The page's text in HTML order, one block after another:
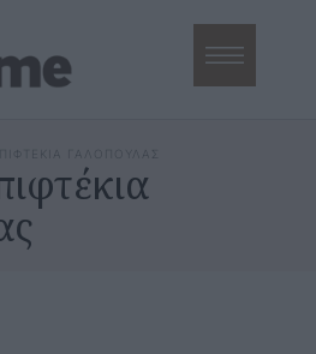
ΓΑΛΟΠΟΥΛΑΣ